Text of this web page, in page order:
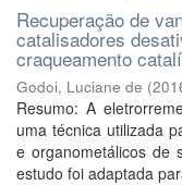
Recuperação de
catalisadores
craqueamento
Godoi, Luciane de (
Resumo: A
uma técnica utilizada
e organometálicos de
estudo foi adaptada